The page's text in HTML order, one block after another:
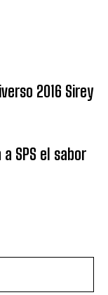
2016 Sirey
SPS el sabor